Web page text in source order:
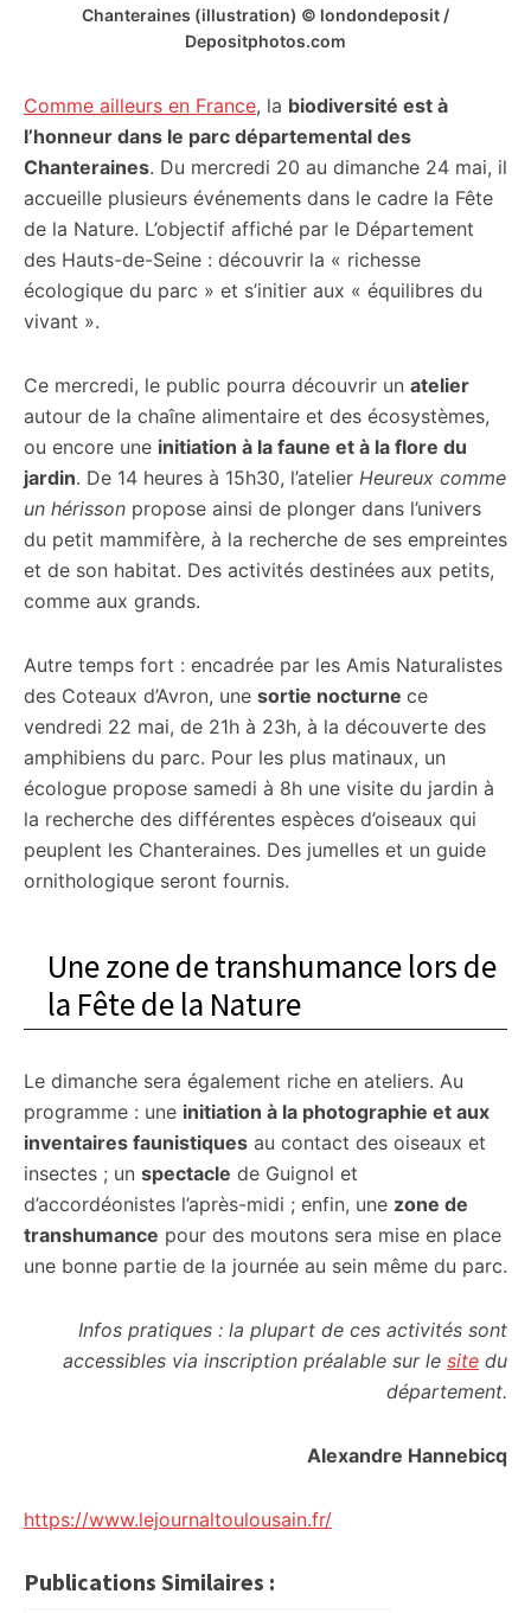
Chanteraines (illustration) © londondeposit /
Depositphotos.com
Comme ailleurs en France, la biodiversité est à
l’honneur dans le parc départemental des
Chanteraines. Du mercredi 20 au dimanche 24 mai, il
accueille plusieurs événements dans le cadre la Fête
de la Nature. L’objectif affiché par le Département
des Hauts-de-Seine : découvrir la « richesse
écologique du parc » et s’initier aux « équilibres du
vivant ».
Ce mercredi, le public pourra découvrir un atelier
autour de la chaîne alimentaire et des écosystèmes,
ou encore une initiation à la faune et à la flore du
jardin. De 14 heures à 15h30, l’atelier Heureux comme
un hérisson propose ainsi de plonger dans l’univers
du petit mammifère, à la recherche de ses empreintes
et de son habitat. Des activités destinées aux petits,
comme aux grands.
Autre temps fort : encadrée par les Amis Naturalistes
des Coteaux d’Avron, une sortie nocturne ce
vendredi 22 mai, de 21h à 23h, à la découverte des
amphibiens du parc. Pour les plus matinaux, un
écologue propose samedi à 8h une visite du jardin à
la recherche des différentes espèces d’oiseaux qui
peuplent les Chanteraines. Des jumelles et un guide
ornithologique seront fournis.
Une zone de transhumance lors de
la Fête de la Nature
Le dimanche sera également riche en ateliers. Au
programme : une initiation à la photographie et aux
inventaires faunistiques au contact des oiseaux et
insectes ; un spectacle de Guignol et
d’accordéonistes l’après-midi ; enfin, une zone de
transhumance pour des moutons sera mise en place
une bonne partie de la journée au sein même du parc.
Infos pratiques : la plupart de ces activités sont
accessibles via inscription préalable sur le site du
département.
Alexandre Hannebicq
https://www.lejournaltoulousain.fr/
Publications Similaires :